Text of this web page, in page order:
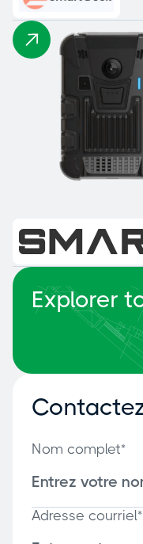
Smart Lifts
Explorer
Nom complet*
Adresse courriel*